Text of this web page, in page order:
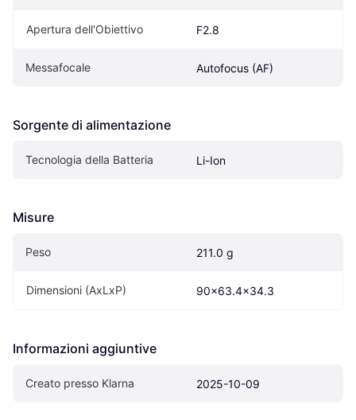
Apertura dell'Obiettivo F2.8
Messafocale Autofocus (AF)
Sorgente di alimentazione
Tecnologia della Batteria Li-Ion
Misure
Peso 211.0 g
Dimensioni (AxLxP) 90x63.4x34.3
Informazioni aggiuntive
Creato presso Klarna 2025-10-09